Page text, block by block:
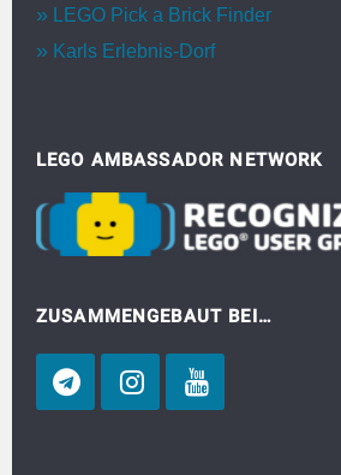
LEGO Pick a Brick Finder
Karls Erlebnis-Dorf
LEGO AMBASSADOR NETWORK
ZUSAMMENGEBAUT BEI…